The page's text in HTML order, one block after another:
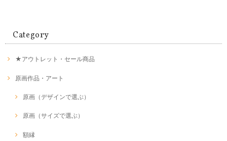
Category
★アウトレット・セール商品
原画作品・アート
原画（デザインで選ぶ）
原画（サイズで選ぶ）
額縁